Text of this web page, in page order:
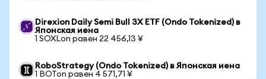
Direxion Daily Semi Bull 3X ETF (Ondo Tokenized) в
Японская иена
1 SOXLon равен 22 456,13 ¥
RoboStrategy (Ondo Tokenized) в Японская иена
1 BOTon равен 4 571,71 ¥